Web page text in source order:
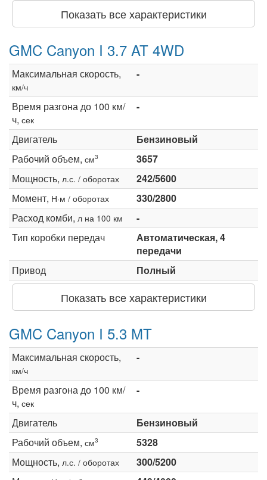
Показать все характеристики
GMC Canyon I 3.7 AT 4WD
Максимальная скорость,
км/ч
-
Время разгона до 100 км/
ч, сек
-
Двигатель
Бензиновый
Рабочий объем, см3
3657
Мощность, л.с. / оборотах
242/5600
Момент, Н·м / оборотах
330/2800
Расход комби, л на 100 км
-
Тип коробки передач
Автоматическая, 4
передачи
Привод
Полный
Показать все характеристики
GMC Canyon I 5.3 MT
Максимальная скорость,
км/ч
-
Время разгона до 100 км/
ч, сек
-
Двигатель
Бензиновый
Рабочий объем, см3
5328
Мощность, л.с. / оборотах
300/5200